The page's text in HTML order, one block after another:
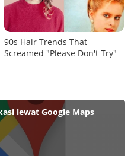
lewat Google Maps